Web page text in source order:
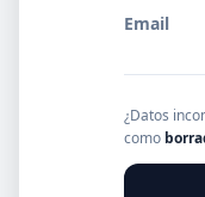
Email
¿Datos
como